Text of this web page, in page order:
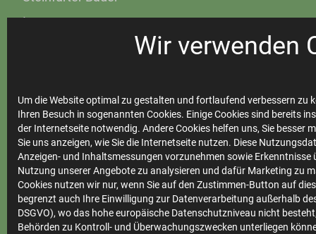
Wir verwenden
Um die Website optimal zu gestalten und fortlaufend verbessern
Ihren Besuch in sogenannten Cookies. Einige Cookies sind bereits
der Internetseite notwendig. Andere Cookies helfen uns, Sie besser
Sie uns anzeigen, wie Sie die Internetseite nutzen. Diese
Anzeigen- und Inhaltsmessungen vorzunehmen sowie Erkenntnisse
Nutzung unserer Angebote zu analysieren und dafür Marketing zu
Cookies nutzen wir nur, wenn Sie auf den Zustimmen-Button auf
begrenzt auch Ihre Einwilligung zur Datenverarbeitung außerhalb
DSGVO), wo das hohe europäische Datenschutzniveau nicht
Behörden zu Kontroll- und Überwachungszwecken unterliegen
Instagram
Ihre
Stadtwerke
Marktkommunikation
Vertrieb